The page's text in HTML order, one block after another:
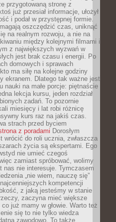
przygotowaną stronę z
już przesiał informacje, ułożył
i podał w przystępnej formie.
oszczędzić czas, uniknąć
na realnym rozwoju, a nie na
między kolejnymi filmami i
z największych wyzwań w
jest brak czasu i energii. Po
domowych i sprawach
ma siłę na kolejne godziny
ekranem. Dlatego tak ważne jest
nauki na małe porcje: piętnaście
lekcja kursu, jeden rozdział
zadań. To pozornie
miesięcy i lat robi różnicę
kurs raz na jakiś czas.
strach przed byciem
z poradami Dorosłym
wrócić do roli ucznia, zwłaszcza
życia są ekspertami. Ego
nie umieć czegoś
zamiast spróbować, wolimy
nas nie interesuje. Tymczasem
„nie wiem, nauczę się”
kompetencji
z jaką jesteśmy w stanie
zaczyna mieć większe
już mamy w głowie. Warto też
się to nie tylko wiedza
zawodowo. To także